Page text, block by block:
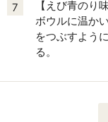
7
【えび青のり味
ボウルに温か
をつぶすよう
る。